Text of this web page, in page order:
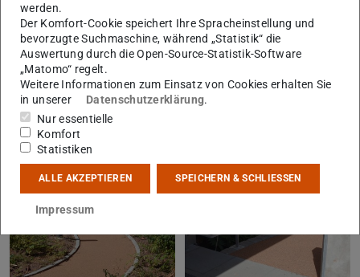
das Dez. V haben hier bestens zusammengearbeitet.
Wenn Ihnen in der Technischen Universität etwas
auffallen sollte das eine bauliche Behinderung darstellt,
schreiben Sie mir bitte eine
Mailoder rufen Sie mich
an.
werden.
Der Komfort-Cookie speichert Ihre Spracheinstellung und
bevorzugte Suchmaschine, während „Statistik“ die
Auswertung durch die Open-Source-Statistik-Software
„Matomo“ regelt.
Weitere Informationen zum Einsatz von Cookies erhalten Sie
in unserer
Datenschutzerklärung.
Nur essentielle
Komfort
Statistiken
ALLE AKZEPTIEREN SPEICHERN & SCHLIESSEN
Impressum